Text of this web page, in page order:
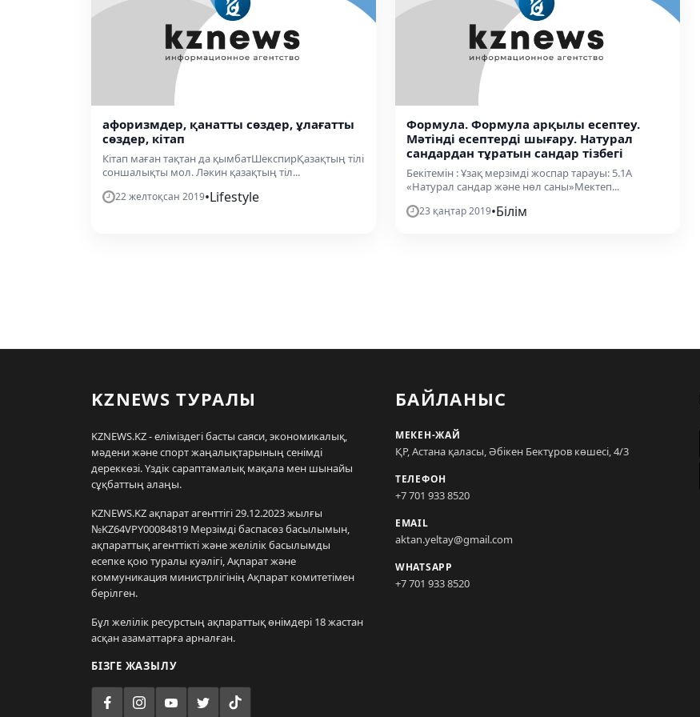
афоризмдер, қанатты сөздер, ұлағатты
сөздер, кітап
Кітап маған тақтан да қымбатШекспирҚазақтың тілі
соншалықты мол. Ләкин қазақтың тіл...
22 желтоқсан 2019•Lifestyle
Формула. Формула арқылы есептеу.
Мәтінді есептерді шығару. Натурал
сандардан тұратын сандар тізбегі
Бекітемін : Ұзақ мерзімді жоспар тарауы: 5.1А
«Натурал сандар және нөл саны»Мектеп...
23 қаңтар 2019•Білім
KZNEWS ТУРАЛЫ
KZNEWS.KZ - еліміздегі басты саяси, экономикалық,
мәдени және спорт жаңалықтарының сенімді
дереккөзі. Үздік сараптамалық мақала мен шынайы
сұқбаттың алаңы.
KZNEWS.KZ ақпарат агенттігі 29.12.2023 жылғы
№KZ64VPY00084819 Мерзімді баспасөз басылымын,
ақпараттық агенттікті және желілік басылымды
есепке қою туралы куәлігі, Ақпарат және
коммуникация министрлігінің Ақпарат комитетімен
берілген.
Бұл желілік ресурстың ақпараттық өнімдері 18 жастан
асқан азаматтарға арналған.
БІЗГЕ ЖАЗЫЛУ
БАЙЛАНЫС
МЕКЕН-ЖАЙ
ҚР, Астана қаласы, Әбікен Бектұров көшесі, 4/3
ТЕЛЕФОН
+7 701 933 8520
EMAIL
aktan.yeltay@gmail.com
WHATSAPP
+7 701 933 8520